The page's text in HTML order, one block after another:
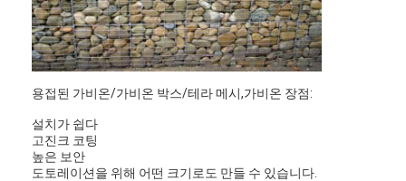
용접된 가비온/가비온 박스/테라 메시,가비온 장점:
설치가 쉽다
고진크 코팅
높은 보안
도토레이션을 위해 어떤 크기로도 만들 수 있습니다.